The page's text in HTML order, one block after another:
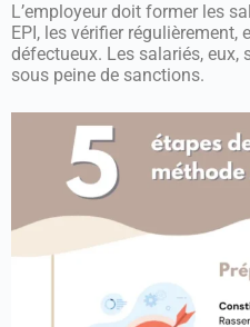
L’employeur doit former les
EPI, les vérifier régulièrement,
défectueux. Les salariés, eux,
sous peine de sanctions.